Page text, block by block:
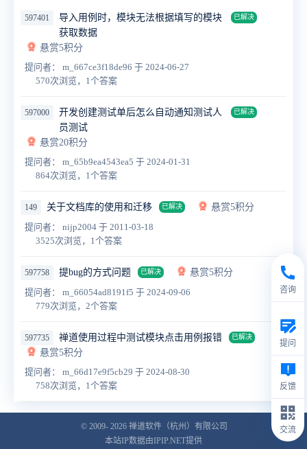
597401
导入用例时，模块无法根据填写的模块
获取数据
已解决
悬赏5积分
提问者： m_667ce3f18de96 于 2024-06-27
570次浏览，1个答案
597000
开发创建测试单后怎么自动通知测试人
员测试
已解决
悬赏20积分
提问者： m_65b9ea4543ea5 于 2024-01-31
864次浏览，1个答案
149 关于文档库的使用和迁移 已解决
悬赏5积分
提问者： nijp2004 于 2011-03-18
3525次浏览，1个答案
597758 提bug的方式问题 已解决
悬赏5积分
提问者： m_66054ad8191f5 于 2024-09-06
779次浏览，2个答案
597735 禅道使用过程中测试模块点击用例报错 已解决
悬赏5积分
提问者： m_66d17e9f5cb29 于 2024-08-30
758次浏览，1个答案
© 2009- 2026 禅道软件（杭州）有限公司
本站IP数据由IPIP.NET提供
咨询
提问
反馈
交流